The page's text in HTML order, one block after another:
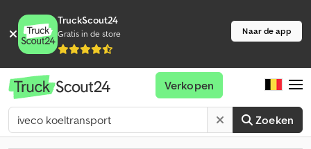
TruckScout24
Gratis in de store Naar de app
Zoeken
Verkopen